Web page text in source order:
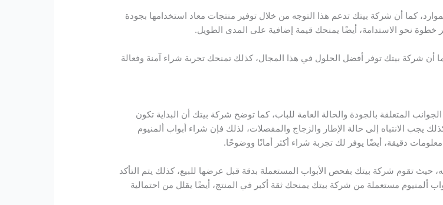
كما أن شركة بيتك تدعم هذا التوجه من خلال توفير منتجات معاد استخدامها بجودة
خطوة نحو الاستدامة، أيضًا يمنحك قيمة إضافية على المدى الطويل.
أن شركة بيتك توفر أفضل الحلول في هذا المجال، كذلك تمنحك تجربة شراء آمنة وفعالة
المتعلقة بالجودة والحالة العامة للباب، كما توضح شركة بيتك أن البداية تكون
يجب الانتباه إلى حالة الإطار والزجاج والمفصلات، لذلك فإن شراء أبواب ألمنيوم
دقيقة، أيضًا يوفر لك تجربة شراء أكثر أمانًا ووضوحًا.
حيث تقوم شركة بيتك بفحص الأبواب المستعملة بدقة قبل عرضها للبيع، كذلك يتم التأكد
ألمنيوم مستعملة من شركة بيتك يمنحك ثقة أكبر في المنتج، أيضًا يقلل من احتمالية